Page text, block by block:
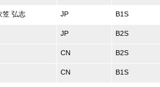
笠 弘志 JP B1S
JP B2S
CN B2S
CN B1S